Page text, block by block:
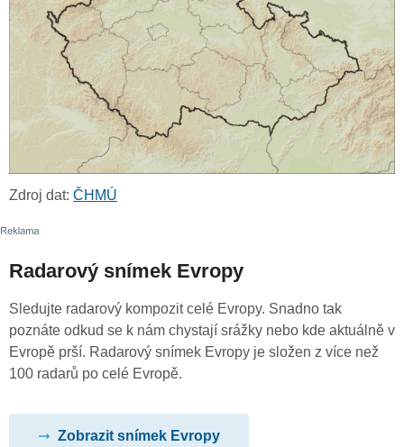
Zdroj dat: ČHMÚ
Radarový snímek Evropy
Sledujte radarový kompozit celé Evropy. Snadno tak
poznáte odkud se k nám chystají srážky nebo kde aktuálně v
Evropě prší. Radarový snímek Evropy je složen z více než
100 radarů po celé Evropě.
Zobrazit snímek Evropy